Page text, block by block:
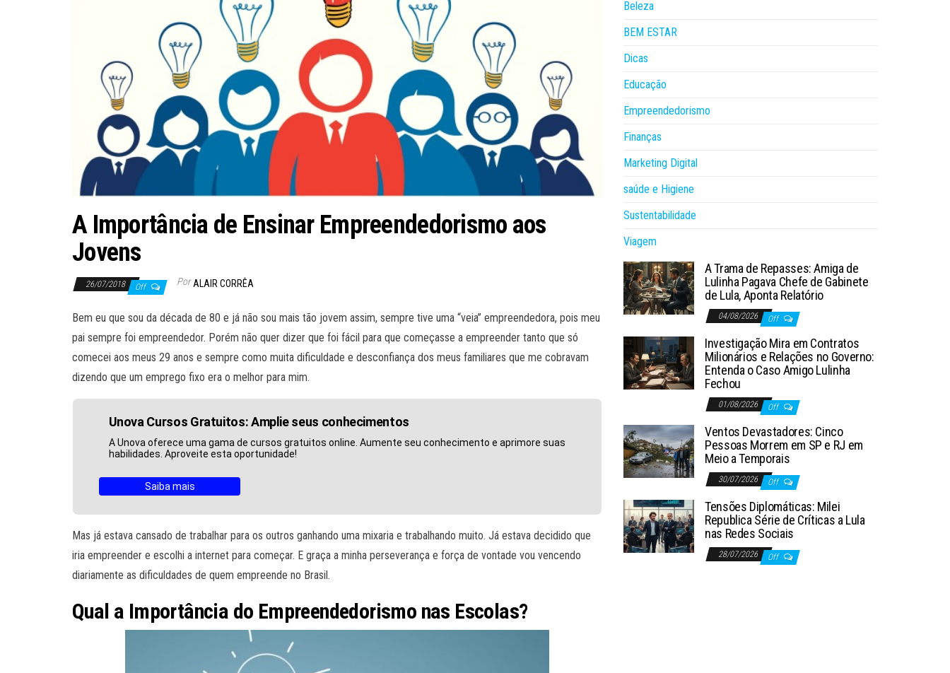
A Importância de Ensinar Empreendedorismo aos
Jovens
26/07/2018 Off Por ALAIR CORRÊA
Bem eu que sou da década de 80 e já não sou mais tão jovem assim, sempre tive uma “veia” empreendedora, pois meu
pai sempre foi empreendedor. Porém não quer dizer que foi fácil para que começasse a empreender tanto que só
comecei aos meus 29 anos e sempre como muita dificuldade e desconfiança dos meus familiares que me cobravam
dizendo que um emprego fixo era o melhor para mim.
Unova Cursos Gratuitos: Amplie seus conhecimentos
A Unova oferece uma gama de cursos gratuitos online. Aumente seu conhecimento e aprimore suas
habilidades. Aproveite esta oportunidade!
Saiba mais
Mas já estava cansado de trabalhar para os outros ganhando uma mixaria e trabalhando muito. Já estava decidido que
iria empreender e escolhi a internet para começar. E graça a minha perseverança e força de vontade vou vencendo
diariamente as dificuldades de quem empreende no Brasil.
Qual a Importância do Empreendedorismo nas Escolas?
Beleza
BEM ESTAR
Dicas
Educação
Empreendedorismo
Finanças
Marketing Digital
saúde e Higiene
Sustentabilidade
Viagem
A Trama de Repasses: Amiga de
Lulinha Pagava Chefe de Gabinete
de Lula, Aponta Relatório
04/08/2026 Off
Investigação Mira em Contratos
Milionários e Relações no Governo:
Entenda o Caso Amigo Lulinha
Fechou
01/08/2026 Off
Ventos Devastadores: Cinco
Pessoas Morrem em SP e RJ em
Meio a Temporais
30/07/2026 Off
Tensões Diplomáticas: Milei
Republica Série de Críticas a Lula
nas Redes Sociais
28/07/2026 Off